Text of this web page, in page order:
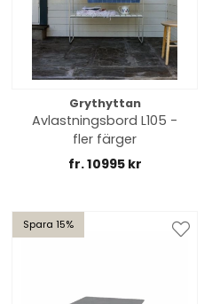
Grythyttan
Avlastningsbord L105 -
fler färger
fr. 10995 kr
Spara 15%